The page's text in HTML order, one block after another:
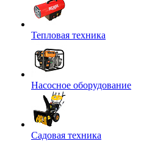
Тепловая техника
Насосное оборудование
Садовая техника